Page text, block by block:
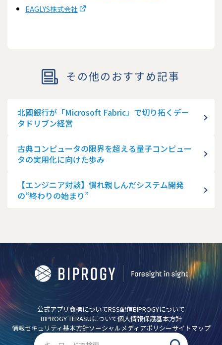
EAGLYS株式会社
その他のおすすめ記事
北國銀行が「Microsoft Fabric」で切り拓くデー
タドリブン経営
古典コンピュータの限界を超える量子コンピュー
タの実用化に向けた歩み
【エンジニア対談】慣れ親しんだシステム開発
の“終わりの始まり”
公式アプリ 商標についてRSS配信BIPROGYについて
BIPROGY TERASUについて個人情報保護基本方針
情報セキュリティ基本方針ソーシャルメディアポリシーサイトマップ